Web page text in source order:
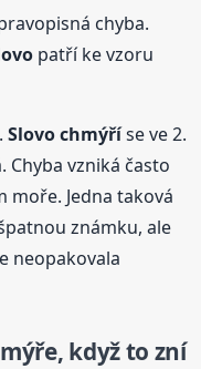
chyba.
patří ke vzoru
Slovo chmýříse ve 2.
Chyba vzniká často
moře. Jedna taková
známku, ale
neopakovala
když to zní